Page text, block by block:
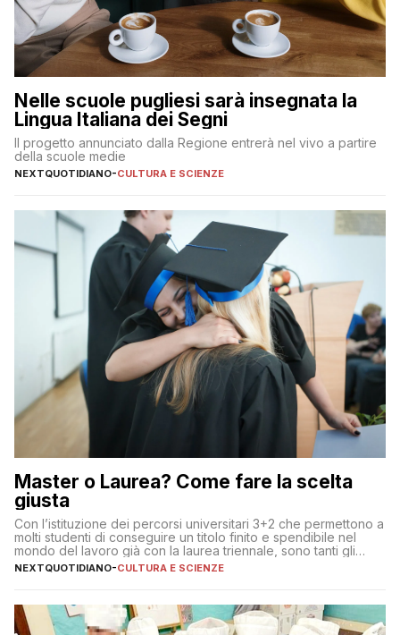
Nelle scuole pugliesi sarà insegnata la
Lingua Italiana dei Segni
Il progetto annunciato dalla Regione entrerà nel vivo a partire
della scuole medie
NEXTQUOTIDIANO-CULTURA E SCIENZE
Master o Laurea? Come fare la scelta
giusta
Con l’istituzione dei percorsi universitari 3+2 che permettono a
molti studenti di conseguire un titolo finito e spendibile nel
mondo del lavoro già con la laurea triennale, sono tanti gli
interrogativi che si pongono gli studenti una volta raggiunto
l’obiettivo di primo livello
NEXTQUOTIDIANO-CULTURA E SCIENZE